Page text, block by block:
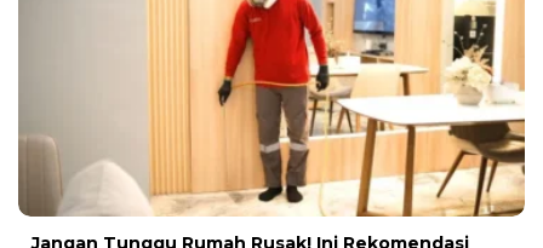
Jangan Tunggu Rumah Rusak! Ini Rekomendasi